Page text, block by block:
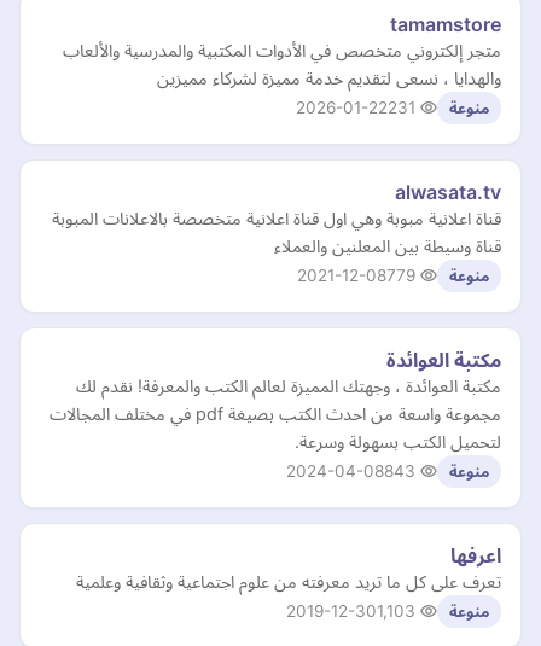
tamamstore
متجر إلكتروني متخصص في الأدوات المكتبية والمدرسية والألعاب
والهدايا ، نسعى لتقديم خدمة مميزة لشركاء مميزين
منوعة 2026-01-22
alwasata.tv
قناة اعلانية مبوبة وهي اول قناة اعلانية متخصصة بالاعلانات المبوبة
قناة وسيطة بين المعلنين والعملاء
منوعة 2021-12-08
مكتبة العوائدة
مكتبة العوائدة ، وجهتك المميزة لعالم الكتب والمعرفة! نقدم لك
مجموعة واسعة من احدث الكتب بصيغة pdf في مختلف المجالات
لتحميل الكتب بسهولة وسرعة.
منوعة 2024-04-08
اعرفها
تعرف على كل ما تريد معرفته من علوم اجتماعية وثقافية وعلمية
منوعة 2019-12-30